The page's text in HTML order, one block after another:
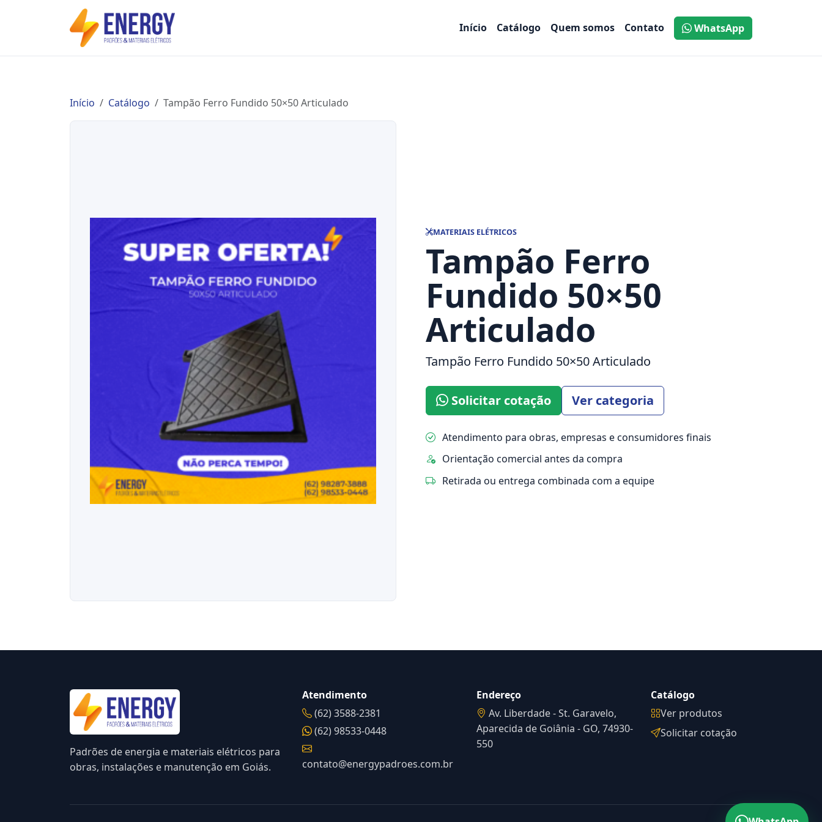
Início Catálogo Quem somos Contato WhatsApp
Início Catálogo Tampão Ferro Fundido 50×50 Articulado
MATERIAIS ELÉTRICOS
Tampão Ferro
Fundido 50×50
Articulado
Tampão Ferro Fundido 50×50 Articulado
Solicitar cotação Ver categoria
Atendimento para obras, empresas e consumidores finais
Orientação comercial antes da compra
Retirada ou entrega combinada com a equipe
Padrões de energia e materiais elétricos para
obras, instalações e manutenção em Goiás.
Atendimento
(62) 3588-2381
(62) 98533-0448
contato@energypadroes.com.br
Endereço
Av. Liberdade - St. Garavelo,
Aparecida de Goiânia - GO, 74930-
550
Catálogo
Ver produtos
Solicitar cotação